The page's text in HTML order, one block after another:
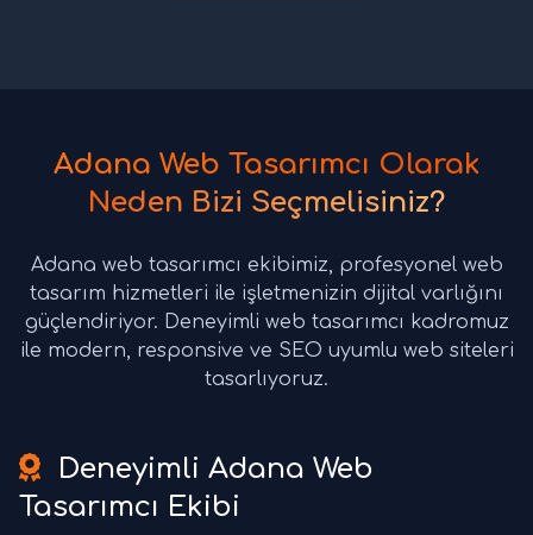
Adana Web Tasarımcı Olarak
Neden Bizi Seçmelisiniz?
Adana web tasarımcı ekibimiz, profesyonel web
tasarım hizmetleri ile işletmenizin dijital varlığını
güçlendiriyor. Deneyimli web tasarımcı kadromuz
ile modern, responsive ve SEO uyumlu web siteleri
tasarlıyoruz.
Deneyimli Adana Web
Tasarımcı Ekibi